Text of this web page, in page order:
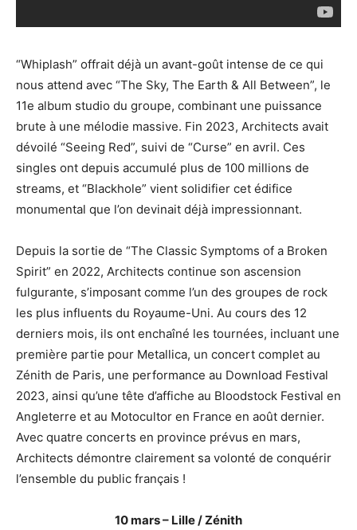
“Whiplash” offrait déjà un avant-goût intense de ce qui
nous attend avec “The Sky, The Earth & All Between”, le
11e album studio du groupe, combinant une puissance
brute à une mélodie massive. Fin 2023, Architects avait
dévoilé “Seeing Red”, suivi de “Curse” en avril. Ces
singles ont depuis accumulé plus de 100 millions de
streams, et “Blackhole” vient solidifier cet édifice
monumental que l’on devinait déjà impressionnant.
Depuis la sortie de “The Classic Symptoms of a Broken
Spirit” en 2022, Architects continue son ascension
fulgurante, s’imposant comme l’un des groupes de rock
les plus influents du Royaume-Uni. Au cours des 12
derniers mois, ils ont enchaîné les tournées, incluant une
première partie pour Metallica, un concert complet au
Zénith de Paris, une performance au Download Festival
2023, ainsi qu’une tête d’affiche au Bloodstock Festival en
Angleterre et au Motocultor en France en août dernier.
Avec quatre concerts en province prévus en mars,
Architects démontre clairement sa volonté de conquérir
l’ensemble du public français !
10 mars – Lille / Zénith